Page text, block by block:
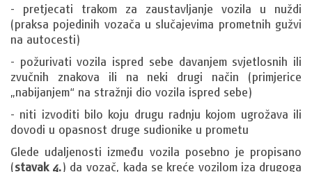
- pretjecati trakom za zaustavljanje vozila u nuždi
(praksa pojedinih vozača u slučajevima prometnih gužvi
na autocesti)
- požurivati vozila ispred sebe davanjem svjetlosnih ili
zvučnih znakova ili na neki drugi način (primjerice
„nabijanjem“ na stražnji dio vozila ispred sebe)
- niti izvoditi bilo koju drugu radnju kojom ugrožava ili
dovodi u opasnost druge sudionike u prometu
Glede udaljenosti između vozila posebno je propisano
(stavak 4.) da vozač, kada se kreće vozilom iza drugoga